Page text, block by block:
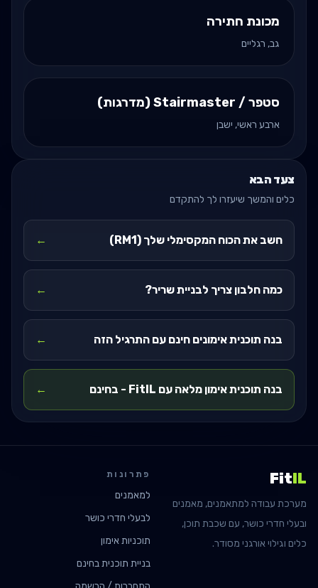
מכונת חתירה
גב, רגליים
סטפר / Stairmaster (מדרגות)
ארבע ראשי, ישבן
צעד הבא
כלים והמשך שיעזרו לך להתקדם
חשב את הכוח המקסימלי שלך (RM1) ←
כמה חלבון צריך לבניית שריר? ←
בנה תוכנית אימונים חינם עם התרגיל הזה ←
בנה תוכנית אימון מלאה עם FitIL - בחינם ←
FitIL
מערכת עבודה למתאמנים, מאמנים
ובעלי חדרי כושר, עם שכבת תוכן,
כלים וגילוי אורגני מסודר.
פתרונות
למאמנים
לבעלי חדרי כושר
תוכניות אימון
בניית תוכנית בחינם